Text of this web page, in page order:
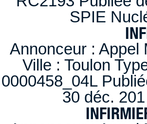
SPIE
Annonceur : Appel
Ville : Toulon
0000458_04L
30 déc.